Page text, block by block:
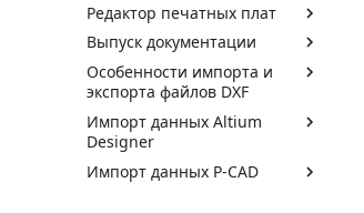
Редактор печатных плат
Выпуск документации
Особенности импорта и
экспорта файлов DXF
Импорт данных Altium
Designer
Импорт данных P-CAD